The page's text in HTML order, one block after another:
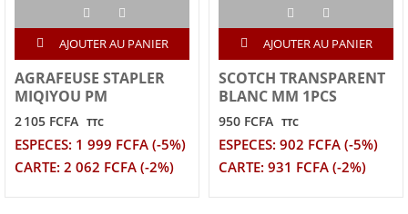
AJOUTER AU PANIER
AGRAFEUSE STAPLER
MIQIYOU PM
2 105 FCFA TTC
ESPECES: 1 999 FCFA (-5%)
CARTE: 2 062 FCFA (-2%)
AJOUTER AU PANIER
SCOTCH TRANSPARENT
BLANC MM 1PCS
950 FCFA TTC
ESPECES: 902 FCFA (-5%)
CARTE: 931 FCFA (-2%)